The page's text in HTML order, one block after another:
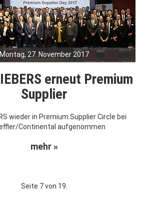
Montag, 27. November 2017
erneut Premium
Supplier
wieder in Premium Supplier Circle bei
Continental aufgenommen
mehr »
Seite 7 von 19.